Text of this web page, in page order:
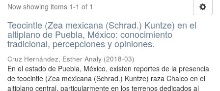
Now showing items 1-1 of 1
Teocintle (Zea mexicana (Schrad.) Kuntze) en el
altiplano de Puebla, México: conocimiento
tradicional, percepciones y opiniones.
Cruz Hernández, Esther Analy (2018-03)
En el estado de Puebla, México, existen reportes de la presencia
de teocintle (Zea mexicana (Schrad.) Kuntze) raza Chalco en el
altiplano central, particularmente en los terrenos dedicados al